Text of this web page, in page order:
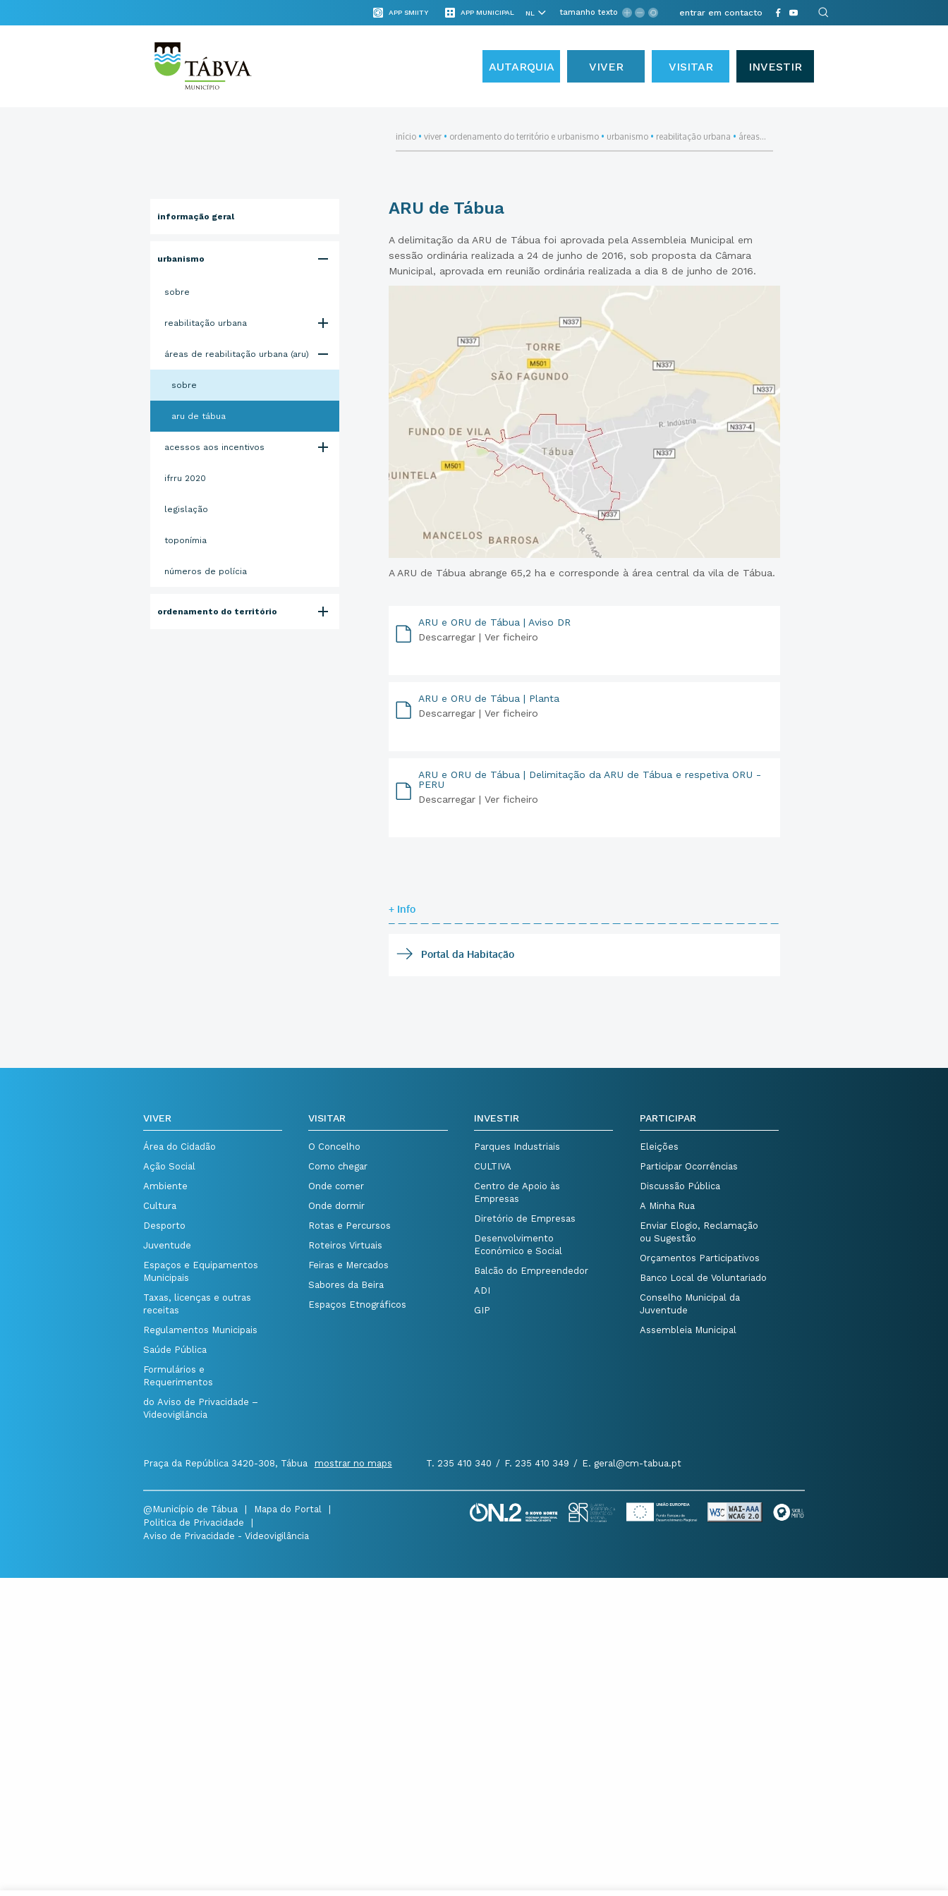
APP SMIITY APP MUNICIPAL tamanho texto entrar em contacto
AUTARQUIA VIVER VISITAR INVESTIR
informação geral
urbanismo
sobre
reabilitação urbana
áreas de reabilitação urbana (aru)
sobre
aru de tábua
acessos aos incentivos
ifrru 2020
legislação
toponímia
números de polícia
ordenamento do território
início•viver• ordenamento do território e urbanismo• urbanismo• reabilitação urbana • áreas...
ARU de Tábua
A delimitação da ARU de Tábua foi aprovada pela Assembleia Municipal em
sessão ordinária realizada a 24 de junho de 2016, sob proposta da Câmara
Municipal, aprovada em reunião ordinária realizada a dia 8 de junho de 2016.
A ARU de Tábua abrange 65,2 ha e corresponde à área central da vila de Tábua.
ARU e ORU de Tábua | Aviso DR
Descarregar | Ver ficheiro
ARU e ORU de Tábua | Planta
Descarregar | Ver ficheiro
PDF
ARU e ORU de Tábua | Delimitação da ARU de Tábua e respetiva ORU -
PERU
Descarregar | Ver ficheiro
+ Info
Portal da Habitação
VIVER
Área do Cidadão
Ação Social
Ambiente
Cultura
Desporto
Juventude
Espaços e Equipamentos
Municipais
Taxas, licenças e outras
receitas
Regulamentos Municipais
Saúde Pública
Formulários e
Requerimentos
do Aviso de Privacidade –
Videovigilância
VISITAR
O Concelho
Como chegar
Onde comer
Onde dormir
Rotas e Percursos
Roteiros Virtuais
Feiras e Mercados
Sabores da Beira
Espaços Etnográficos
INVESTIR
Parques Industriais
CULTIVA
Centro de Apoio às
Empresas
Diretório de Empresas
Desenvolvimento
Económico e Social
Balcão do Empreendedor
ADI
GIP
PARTICIPAR
Eleições
Participar Ocorrências
Discussão Pública
A Minha Rua
Enviar Elogio, Reclamação
ou Sugestão
Orçamentos Participativos
Banco Local de Voluntariado
Conselho Municipal da
Juventude
Assembleia Municipal
Praça da República 3420-308, Tábua mostrar no maps T. 235 410 340 / F. 235 410 349 / E. geral@cm-tabua.pt
@Município de Tábua Mapa do Portal
Politica de Privacidade
Aviso de Privacidade - Videovigilância